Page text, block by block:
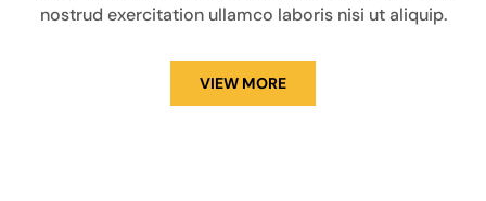
nostrud exercitation ullamco laboris nisi ut aliquip.
VIEW MORE